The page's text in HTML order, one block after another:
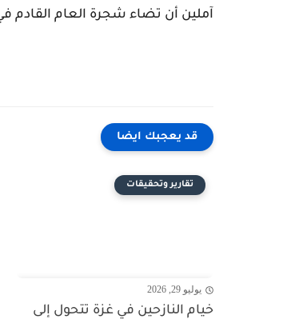
آملين أن تضاء شجرة العام القادم
قد يعجبك ايضا
تقارير وتحقيقات
يوليو 29, 2026
خيام النازحين في غزة تتحول إلى